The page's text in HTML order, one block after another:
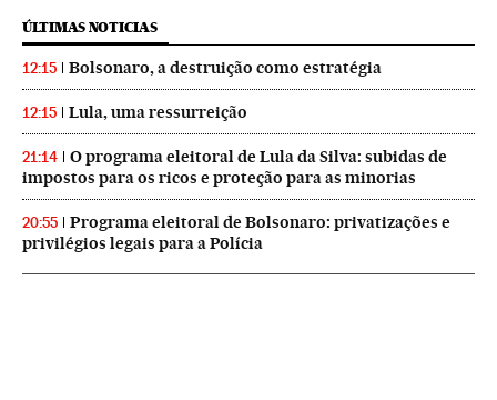
ÚLTIMAS NOTICIAS
12:15 Bolsonaro, a destruição como estratégia
12:15 Lula, uma ressurreição
21:14
O programa eleitoral de Lula da Silva: subidas de
impostos para os ricos e proteção para as minorias
20:55
Programa eleitoral de Bolsonaro: privatizações e
privilégios legais para a Polícia